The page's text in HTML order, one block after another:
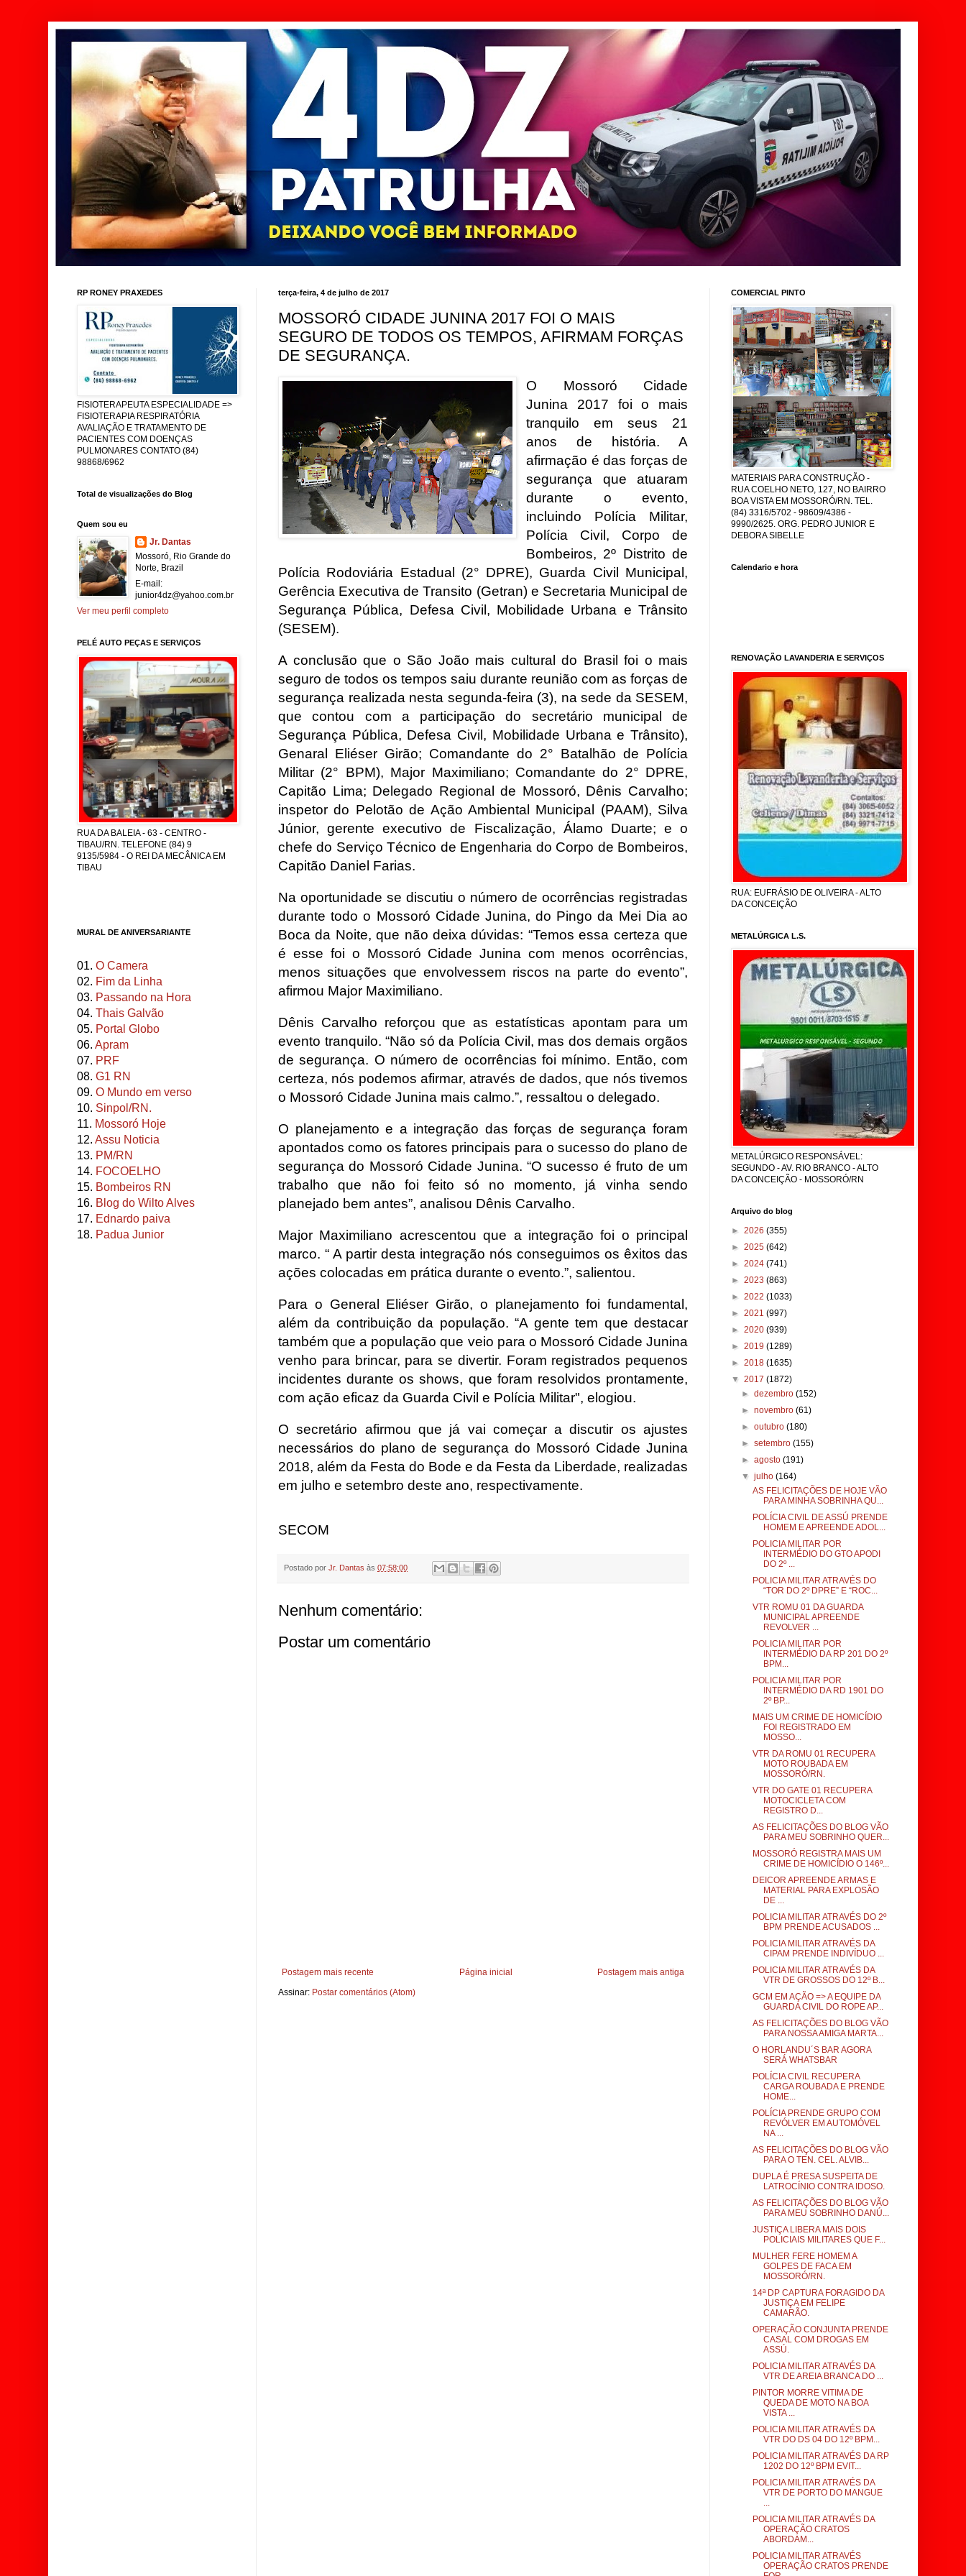
terça-feira, 4 de julho de 2017
MOSSORÓ CIDADE JUNINA 2017 FOI O MAIS
SEGURO DE TODOS OS TEMPOS, AFIRMAM FORÇAS
DE SEGURANÇA.
O Mossoró Cidade
Junina 2017 foi o mais
tranquilo em seus 21
anos de história. A
afirmação é das forças de
segurança que atuaram
durante o evento,
incluindo Polícia Militar,
Polícia Civil, Corpo de
Bombeiros, 2º Distrito de
Polícia Rodoviária Estadual (2° DPRE), Guarda Civil Municipal,
Gerência Executiva de Transito (Getran) e Secretaria Municipal de
Segurança Pública, Defesa Civil, Mobilidade Urbana e Trânsito
(SESEM).
A conclusão que o São João mais cultural do Brasil foi o mais
seguro de todos os tempos saiu durante reunião com as forças de
segurança realizada nesta segunda-feira (3), na sede da SESEM,
que contou com a participação do secretário municipal de
Segurança Pública, Defesa Civil, Mobilidade Urbana e Trânsito),
Genaral Eliéser Girão; Comandante do 2° Batalhão de Polícia
Militar (2° BPM), Major Maximiliano; Comandante do 2° DPRE,
Capitão Lima; Delegado Regional de Mossoró, Dênis Carvalho;
inspetor do Pelotão de Ação Ambiental Municipal (PAAM), Silva
Júnior, gerente executivo de Fiscalização, Álamo Duarte; e o
chefe do Serviço Técnico de Engenharia do Corpo de Bombeiros,
Capitão Daniel Farias.
Na oportunidade se discutiu o número de ocorrências registradas
durante todo o Mossoró Cidade Junina, do Pingo da Mei Dia ao
Boca da Noite, que não deixa dúvidas: “Temos essa certeza que
é esse foi o Mossoró Cidade Junina com menos ocorrências,
menos situações que envolvessem riscos na parte do evento”,
afirmou Major Maximiliano.
Dênis Carvalho reforçou que as estatísticas apontam para um
evento tranquilo. “Não só da Polícia Civil, mas dos demais orgãos
de segurança. O número de ocorrências foi mínimo. Então, com
certeza, nós podemos afirmar, através de dados, que nós tivemos
o Mossoró Cidade Junina mais calmo.”, ressaltou o delegado.
O planejamento e a integração das forças de segurança foram
apontados como os fatores principais para o sucesso do plano de
segurança do Mossoró Cidade Junina. “O sucesso é fruto de um
trabalho que não foi feito só no momento, já vinha sendo
planejado bem antes”, analisou Dênis Carvalho.
Major Maximiliano acrescentou que a integração foi o principal
marco. “ A partir desta integração nós conseguimos os êxitos das
ações colocadas em prática durante o evento.”, salientou.
Para o General Eliéser Girão, o planejamento foi fundamental,
além da contribuição da população. “A gente tem que destacar
também que a população que veio para o Mossoró Cidade Junina
venho para brincar, para se divertir. Foram registrados pequenos
incidentes durante os shows, que foram resolvidos prontamente,
com ação eficaz da Guarda Civil e Polícia Militar", elogiou.
O secretário afirmou que já vai começar a discutir os ajustes
necessários do plano de segurança do Mossoró Cidade Junina
2018, além da Festa do Bode e da Festa da Liberdade, realizadas
em julho e setembro deste ano, respectivamente.
SECOM
Postado por Jr. Dantas às 07:58:00
Nenhum comentário:
Postar um comentário
Postagem mais recente Postagem mais antiga
Página inicial
Assinar: Postar comentários (Atom)
RP RONEY PRAXEDES
FISIOTERAPEUTA ESPECIALIDADE =>
FISIOTERAPIA RESPIRATÓRIA
AVALIAÇÃO E TRATAMENTO DE
PACIENTES COM DOENÇAS
PULMONARES CONTATO (84)
98868/6962
Total de visualizações do Blog
Quem sou eu
Jr. Dantas
Mossoró, Rio Grande do
Norte, Brazil
E-mail:
junior4dz@yahoo.com.br
Ver meu perfil completo
PELÉ AUTO PEÇAS E SERVIÇOS
RUA DA BALEIA - 63 - CENTRO -
TIBAU/RN. TELEFONE (84) 9
9135/5984 - O REI DA MECÂNICA EM
TIBAU
MURAL DE ANIVERSARIANTE
01. O Camera
02. Fim da Linha
03. Passando na Hora
04. Thais Galvão
05. Portal Globo
06. Apram
07. PRF
08. G1 RN
09. O Mundo em verso
10. Sinpol/RN.
11. Mossoró Hoje
12. Assu Noticia
13. PM/RN
14. FOCOELHO
15. Bombeiros RN
16. Blog do Wilto Alves
17. Ednardo paiva
18. Padua Junior
COMERCIAL PINTO
MATERIAIS PARA CONSTRUÇÃO -
RUA COELHO NETO, 127, NO BAIRRO
BOA VISTA EM MOSSORÓ/RN. TEL.
(84) 3316/5702 - 98609/4386 -
9990/2625. ORG. PEDRO JUNIOR E
DEBORA SIBELLE
Calendario e hora
RENOVAÇÃO LAVANDERIA E SERVIÇOS
RUA: EUFRÁSIO DE OLIVEIRA - ALTO
DA CONCEIÇÃO
METALÚRGICA L.S.
METALÚRGICO RESPONSÁVEL:
SEGUNDO - AV. RIO BRANCO - ALTO
DA CONCEIÇÃO - MOSSORÓ/RN
Arquivo do blog
► 2026 (355)
► 2025 (642)
► 2024 (741)
► 2023 (863)
► 2022 (1033)
► 2021 (997)
► 2020 (939)
► 2019 (1289)
► 2018 (1635)
▼ 2017 (1872)
►dezembro(152)
►novembro(61)
►outubro(180)
►setembro(155)
►agosto(191)
▼julho(164)
AS FELICITAÇÕES DE HOJE VÃO
PARA MINHA SOBRINHA QU...
POLÍCIA CIVIL DE ASSÚ PRENDE
HOMEM E APREENDE ADOL...
POLICIA MILITAR POR
INTERMÉDIO DO GTO APODI
DO 2º ...
POLICIA MILITAR ATRAVÉS DO
“TOR DO 2º DPRE” E “ROC...
VTR ROMU 01 DA GUARDA
MUNICIPAL APREENDE
REVOLVER ...
POLICIA MILITAR POR
INTERMÉDIO DA RP 201 DO 2º
BPM...
POLICIA MILITAR POR
INTERMÉDIO DA RD 1901 DO
2º BP...
MAIS UM CRIME DE HOMICÍDIO
FOI REGISTRADO EM
MOSSO...
VTR DA ROMU 01 RECUPERA
MOTO ROUBADA EM
MOSSORÓ/RN.
VTR DO GATE 01 RECUPERA
MOTOCICLETA COM
REGISTRO D...
AS FELICITAÇÕES DO BLOG VÃO
PARA MEU SOBRINHO QUER...
MOSSORÓ REGISTRA MAIS UM
CRIME DE HOMICÍDIO O 146º...
DEICOR APREENDE ARMAS E
MATERIAL PARA EXPLOSÃO
DE ...
POLICIA MILITAR ATRAVÉS DO 2º
BPM PRENDE ACUSADOS ...
POLICIA MILITAR ATRAVÉS DA
CIPAM PRENDE INDIVÍDUO ...
POLICIA MILITAR ATRAVÉS DA
VTR DE GROSSOS DO 12º B...
GCM EM AÇÃO => A EQUIPE DA
GUARDA CIVIL DO ROPE AP...
AS FELICITAÇÕES DO BLOG VÃO
PARA NOSSA AMIGA MARTA...
O HORLANDU´S BAR AGORA
SERÁ WHATSBAR
POLÍCIA CIVIL RECUPERA
CARGA ROUBADA E PRENDE
HOME...
POLÍCIA PRENDE GRUPO COM
REVÓLVER EM AUTOMÓVEL
NA ...
AS FELICITAÇÕES DO BLOG VÃO
PARA O TEN. CEL. ALVIB...
DUPLA É PRESA SUSPEITA DE
LATROCÍNIO CONTRA IDOSO.
AS FELICITAÇÕES DO BLOG VÃO
PARA MEU SOBRINHO DANÚ...
JUSTIÇA LIBERA MAIS DOIS
POLICIAIS MILITARES QUE F...
MULHER FERE HOMEM A
GOLPES DE FACA EM
MOSSORÓ/RN.
14ª DP CAPTURA FORAGIDO DA
JUSTIÇA EM FELIPE
CAMARÃO.
OPERAÇÃO CONJUNTA PRENDE
CASAL COM DROGAS EM
ASSÚ.
POLICIA MILITAR ATRAVÉS DA
VTR DE AREIA BRANCA DO ...
PINTOR MORRE VITIMA DE
QUEDA DE MOTO NA BOA
VISTA ...
POLICIA MILITAR ATRAVÉS DA
VTR DO DS 04 DO 12º BPM...
POLICIA MILITAR ATRAVÉS DA RP
1202 DO 12º BPM EVIT...
POLICIA MILITAR ATRAVÉS DA
VTR DE PORTO DO MANGUE
...
POLICIA MILITAR ATRAVÉS DA
OPERAÇÃO CRATOS
ABORDAM...
POLICIA MILITAR ATRAVÉS
OPERAÇÃO CRATOS PRENDE